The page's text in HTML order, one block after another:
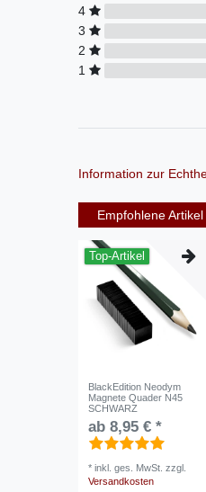
4
3
2
1
Information zur
Empfohlene Artikel
Top-Artikel
BlackEdition Neodym
Magnete Quader N45
SCHWARZ
ab 8,95 € *
*inkl. ges. MwSt. zzgl.
Versandkosten